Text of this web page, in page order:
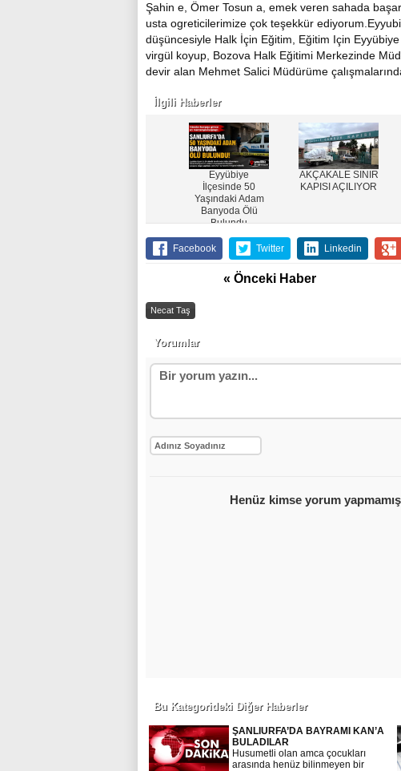
Şahin e, Ömer Tosun a, emek veren sahada
usta ogreticilerimize çok teşekkür
düşüncesiyle Halk İçin Eğitim, Eğitim Için
virgül koyup, Bozova Halk Eğitimi Merkezinde
devir alan Mehmet Salici Müdürüme
İlgili Haberler
Eyyübiye
İlçesinde 50
Yaşındaki Adam
Banyoda Ölü
Bulundu
AKÇAKALE SINIR
KAPISI AÇILIYOR
Facebook Twitter Linkedin
« Önceki Haber
Necat Taş
Yorumlar
Bu Kategorideki Diğer Haberler
ŞANLIURFA’DA BAYRAMI KAN’A
BULADILAR
Husumetli olan amca çocukları
arasında henüz bilinmeyen bir